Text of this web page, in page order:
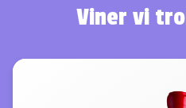
Viner vi